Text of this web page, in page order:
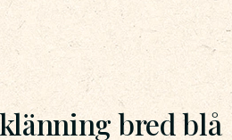
bred blå